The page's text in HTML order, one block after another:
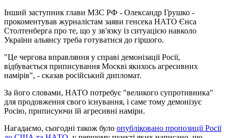
Інший заступник глави МЗС РФ - Олександр Грушко -
прокоментував журналістам заяви генсека НАТО Єнса
Столтенберга про те, що у зв'язку із ситуацією навколо
України альянсу треба готуватися до гіршого.
"Це чергова вправляння у справі демонізації Росії,
відбувається приписування Москві якихось агресивних
намірів", - сказав російський дипломат.
За його словами, НАТО потребує "великого супротивника"
для продовження свого існування, і саме тому демонізує
Росію, приписуючи їй агресивні наміри.
Нагадаємо, сьогодні також було опубліковано пропозиції Росії